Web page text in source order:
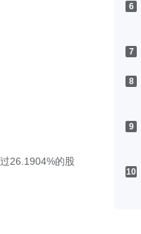
6
7
8
9
10
26.1904%的股